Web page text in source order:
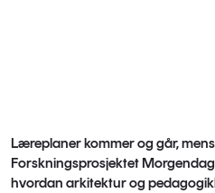
Læreplaner kommer og går,
Forskningsprosjektet
hvordan arkitektur og